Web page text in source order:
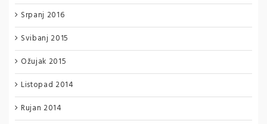
Srpanj 2016
Svibanj 2015
Ožujak 2015
Listopad 2014
Rujan 2014